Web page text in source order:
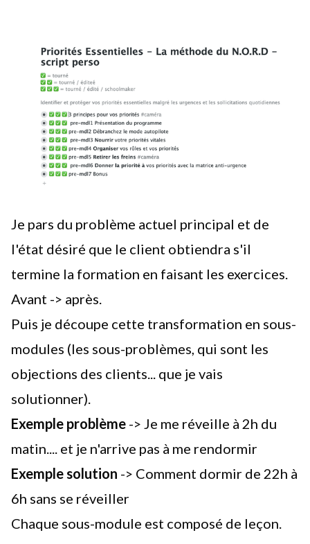
Je pars du problème actuel principal et de
l'état désiré que le client obtiendra s'il
termine la formation en faisant les exercices.
Avant -> après.
Puis je découpe cette transformation en sous-
modules (les sous-problèmes, qui sont les
objections des clients... que je vais
solutionner).
Exemple problème -> Je me réveille à 2h du
matin.... et je n'arrive pas à me rendormir
Exemple solution -> Comment dormir de 22h à
6h sans se réveiller
Chaque sous-module est composé de leçon.